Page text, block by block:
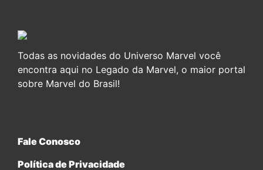
Todas as novidades do Universo Marvel você
encontra aqui no Legado da Marvel, o maior portal
sobre Marvel do Brasil!
Fale Conosco
Política de Privacidade